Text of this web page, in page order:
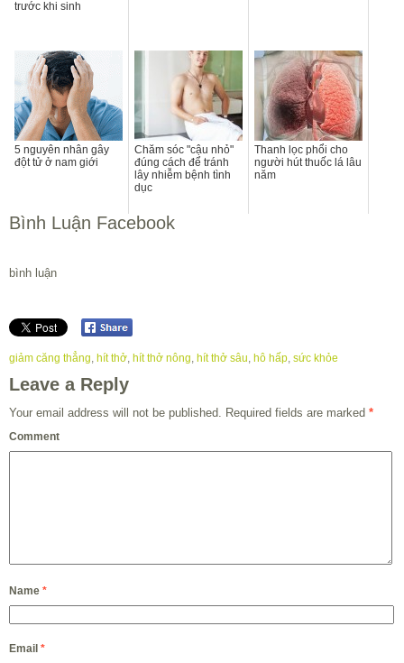
trước khi sinh
5 nguyên nhân gây
đột tử ở nam giới
Chăm sóc "cậu nhỏ"
đúng cách để tránh
lây nhiễm bệnh tình
dục
Thanh lọc phổi cho
người hút thuốc lá lâu
năm
Bình Luận Facebook
bình luận
giảm căng thẳng, hít thở, hít thở nông, hít thở sâu, hô hấp, sức khỏe
Leave a Reply
Your email address will not be published. Required fields are marked *
Comment
Name *
Email *